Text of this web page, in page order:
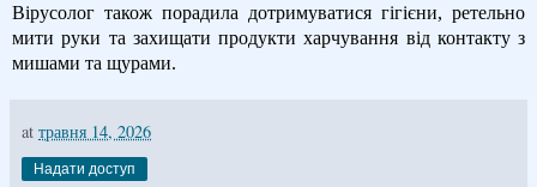
Вірусолог також порадила дотримуватися гігієни, ретельно
мити руки та захищати продукти харчування від контакту з
мишами та щурами.
at травня 14, 2026
Надати доступ